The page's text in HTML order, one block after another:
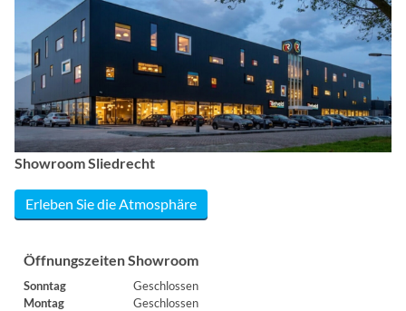
Showroom Sliedrecht
Erleben Sie die Atmosphäre
Öffnungszeiten Showroom
Sonntag
Geschlossen
Montag
Geschlossen